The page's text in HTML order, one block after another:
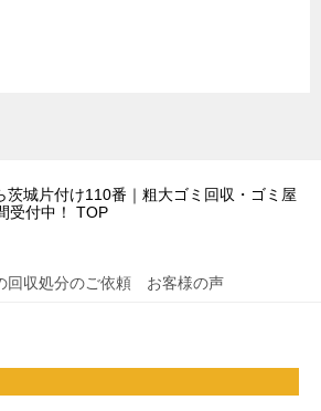
茨城片付け110番｜粗大ゴミ回収・ゴミ屋
受付中！
TOP
回収処分のご依頼 お客様の声